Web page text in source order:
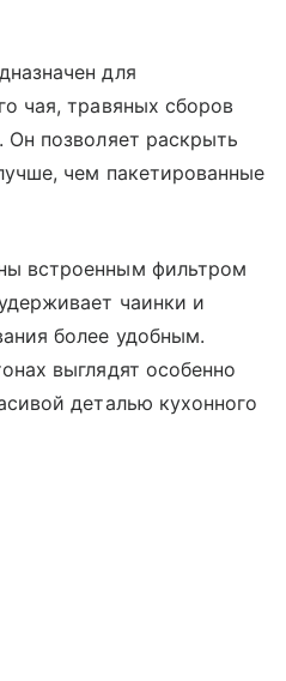
для
чая, травяных сборов
Он позволяет раскрыть
чем пакетированные
встроенным фильтром
чаинки и
более удобным.
выглядят особенно
деталью кухонного